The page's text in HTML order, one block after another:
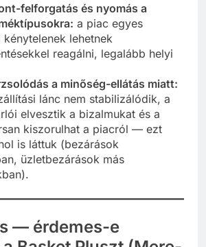
felforgatás és nyomás a
a piac egyes
kénytelenek lehetnek
reagálni, legalább helyi
a minőség-ellátás miatt:
lánc nem stabilizálódik, a
elvesztik a bizalmukat és a
kiszorulhat a piacról — ezt
is láttuk (bezárások
üzletbezárások más
— érdemes-e